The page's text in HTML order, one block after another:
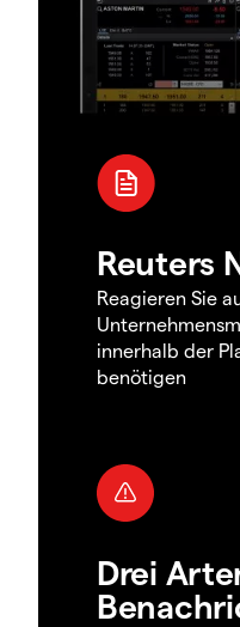
Reuters
Reagieren Sie
innerhalb der
benötigen
Drei